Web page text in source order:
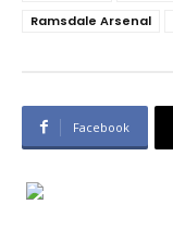
Ramsdale Arsenal
Facebook